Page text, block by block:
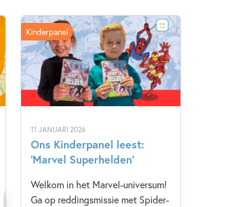
11 JANUARI 2026
Ons Kinderpanel leest:
‘Marvel Superhelden’
Welkom in het Marvel-universum!
Ga op reddingsmissie met Spider-
Kinderpanel